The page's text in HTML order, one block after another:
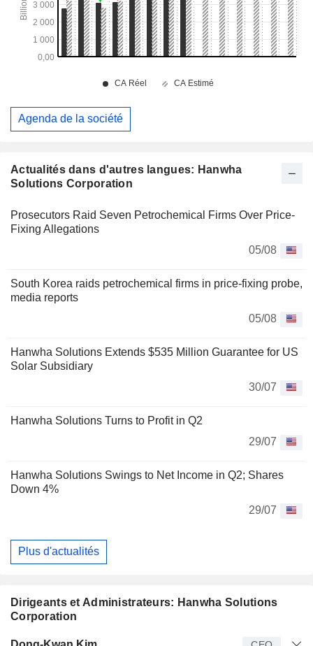
Actualités dans d'autres langues: Hanwha
Solutions Corporation
Prosecutors Raid Seven Petrochemical Firms Over Price-
Fixing Allegations
05/08
South Korea raids petrochemical firms in price-fixing probe,
media reports
05/08
Hanwha Solutions Extends $535 Million Guarantee for US
Solar Subsidiary
30/07
Hanwha Solutions Turns to Profit in Q2
29/07
Hanwha Solutions Swings to Net Income in Q2; Shares
Down 4%
29/07
Plus d'actualités
Dirigeants et Administrateurs: Hanwha Solutions
Corporation
Dirigeant Titre Age
Agenda de la société